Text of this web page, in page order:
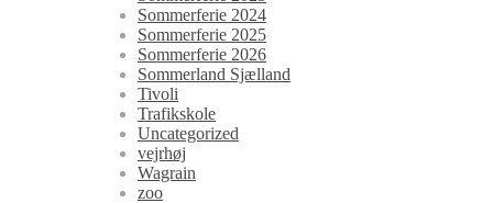
Sommerferie 2024
Sommerferie 2025
Sommerferie 2026
Sommerland Sjælland
Tivoli
Trafikskole
Uncategorized
vejrhøj
Wagrain
zoo